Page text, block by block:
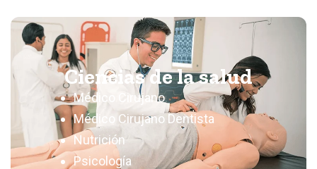
Ciencias de la salud
Médico Cirujano
Médico Cirujano Dentista
Nutrición
Psicología